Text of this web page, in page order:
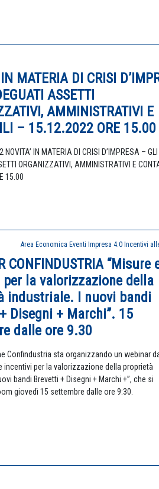
IN MATERIA DI CRISI
ASSETTI
AMMINISTRATIVI E
– 15.12.2022 ORE 15.00
IN MATERIA DI CRISI D’IMPRESA – GLI
ORGANIZZATIVI, AMMINISTRATIVI E
15.00
Area Economica Eventi Impresa 4.0 Incentivi
CONFINDUSTRIA “Misure
la valorizzazione della
industriale. I nuovi bandi
Disegni + Marchi”. 15
dalle ore 9.30
Confindustria sta organizzando un webinar
incentivi per la valorizzazione della proprietà
bandi Brevetti + Disegni + Marchi +”, che si
giovedì 15 settembre dalle ore 9:30.